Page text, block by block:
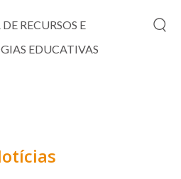
RECURSOS E
EDUCATIVAS